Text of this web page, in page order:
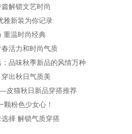
解锁文艺时尚
雅新装为你记录
重温时尚经典
活力和时尚气质
品味秋季新品的风情万种
出秋日气质美
皮猫秋日新品穿搭推荐
颗粉色少女心！
择 解锁气质穿搭